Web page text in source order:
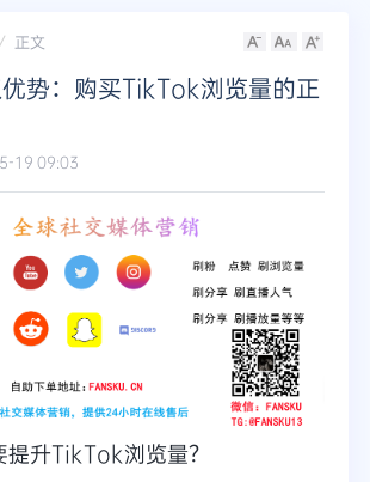
正文
势：购买TikTok浏览量的正
19 09:03
提升TikTok浏览量？